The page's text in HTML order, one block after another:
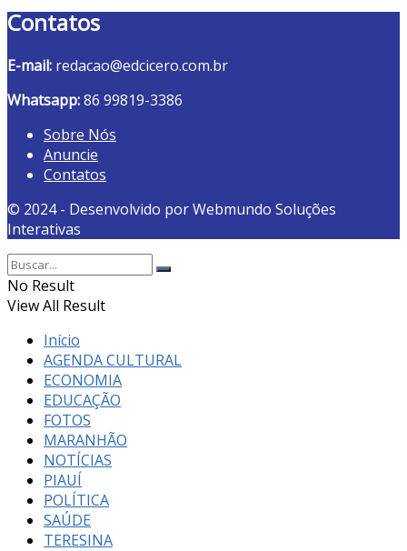
Contatos
E-mail: redacao@edcicero.com.br
Whatsapp:86 99819-3386
Sobre Nós
Anuncie
Contatos
© 2024 - Desenvolvido por Webmundo Soluções
Interativas
No Result
View All Result
Início
AGENDA CULTURAL
ECONOMIA
EDUCAÇÃO
FOTOS
MARANHÃO
NOTÍCIAS
PIAUÍ
POLÍTICA
SAÚDE
TERESINA